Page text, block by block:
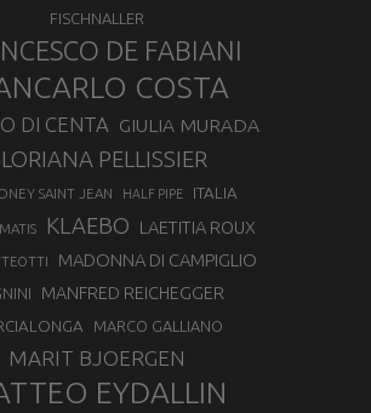
FISCHNALLER
DE FABIANI
COSTA
DI CENTA GIULIA MURADA
PELLISSIER
SAINT JEAN HALF PIPE ITALIA
KLAEBO LAETITIA ROUX
MADONNA DI CAMPIGLIO
MANFRED REICHEGGER
MARCO GALLIANO
MARIT BJOERGEN
EYDALLIN